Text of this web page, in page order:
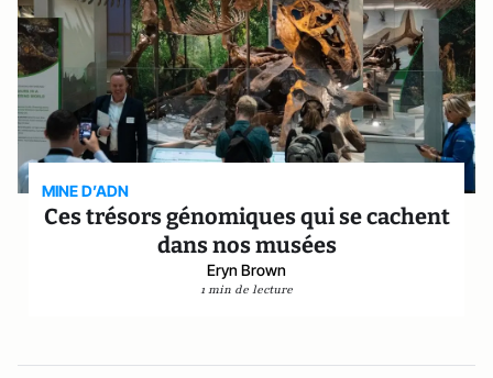
MINE D’ADN
Ces trésors génomiques qui se cachent
dans nos musées
Eryn Brown
1 min de lecture